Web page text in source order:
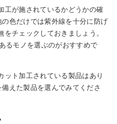
工が施されているかどうかの確
色だけでは紫外線を十分に防げ
チェックしておきましょう。
るモノを選ぶのがおすすめで
ット加工されている製品はあり
えた製品を選んでみてくださ